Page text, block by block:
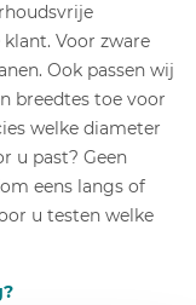
Voor zware
Ook passen wij
breedtes toe voor
welke diameter
u past? Geen
eens langs of
u testen welke